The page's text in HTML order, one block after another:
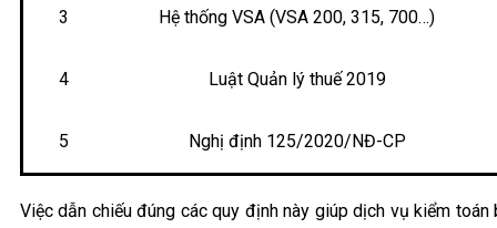
3 Hệ thống VSA (VSA 200, 315, 700…)
4 Luật Quản lý thuế 2019
5 Nghị định 125/2020/NĐ-CP
Việc dẫn chiếu đúng các quy định này giúp dịch vụ kiểm